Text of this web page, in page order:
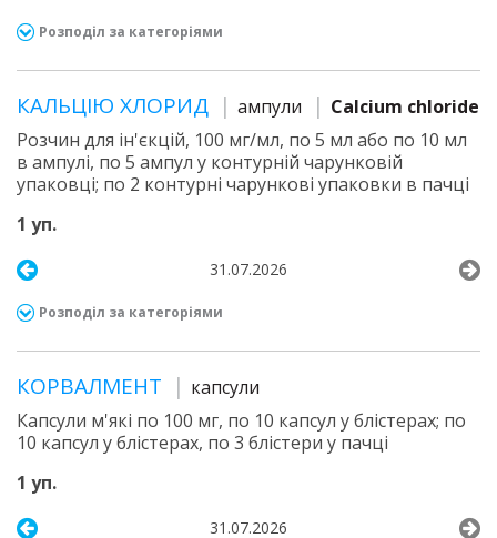
Розподіл за категоріями
КАЛЬЦІЮ ХЛОРИД ампули
Calcium chloride
Розчин для ін'єкцій, 100 мг/мл, по 5 мл або по 10 мл
в ампулі, по 5 ампул у контурній чарунковій
упаковці; по 2 контурні чарункові упаковки в пачці
1 уп.
31.07.2026
Розподіл за категоріями
КОРВАЛМЕНТ
капсули
Капсули м'які по 100 мг, по 10 капсул у блістерах; по
10 капсул у блістерах, по 3 блістери у пачці
1 уп.
31.07.2026